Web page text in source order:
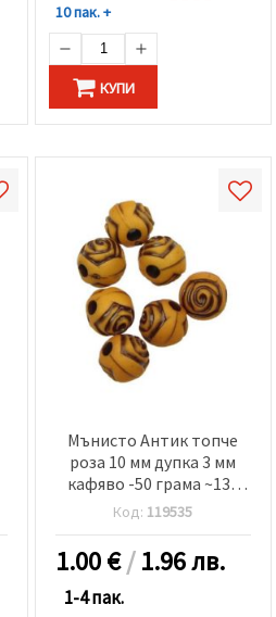
10 пак. +
КУПИ
Мънисто Антик топче
роза 10 мм дупка 3 мм
кафяво -50 грама ~130
броя
Код: 119535
1.00€/1.96 лв.
1-4 пак.